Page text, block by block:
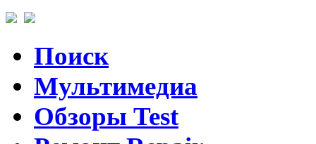
Поиск
Мультимедиа
Обзоры Test